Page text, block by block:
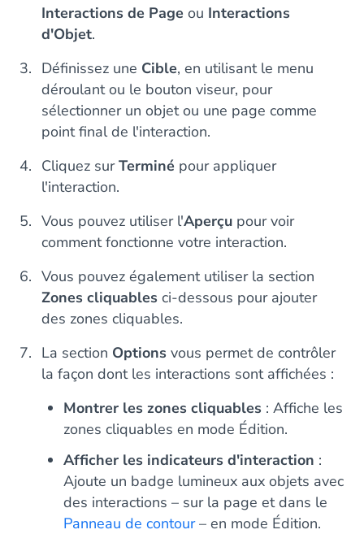
Interactions de Page ou Interactions
d'Objet.
Définissez une Cible, en utilisant le menu
déroulant ou le bouton viseur, pour
sélectionner un objet ou une page comme
point final de l'interaction.
Cliquez surTerminé pour appliquer
l'interaction.
Vous pouvez utiliser l'Aperçu pour voir
comment fonctionne votre interaction.
Vous pouvez également utiliser la section
Zones cliquables ci-dessous pour ajouter
des zones cliquables.
La section Options vous permet de contrôler
la façon dont les interactions sont affichées :
Montrer les zones cliquables : Affiche les
zones cliquables en mode Édition.
Afficher les indicateurs d'interaction :
Ajoute un badge lumineux aux objets avec
des interactions – sur la page et dans le
Panneau de contour– en mode Édition.